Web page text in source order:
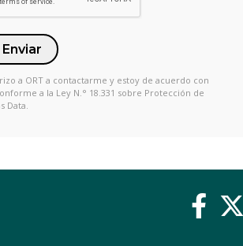
Enviar
a ORT a contactarme y estoy de acuerdo con
a la Ley N.° 18.331 sobre Protección de
Data.